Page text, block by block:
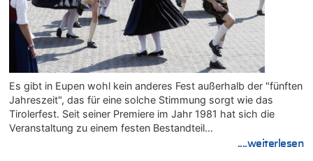
Es gibt in Eupen wohl kein anderes Fest außerhalb der "fünften
Jahreszeit", das für eine solche Stimmung sorgt wie das
Tirolerfest. Seit seiner Premiere im Jahr 1981 hat sich die
Veranstaltung zu einem festen Bestandteil…
....weiterlesen